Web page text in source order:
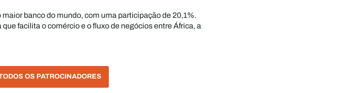
banco do mundo, com uma participação de 20,1%.
facilita o comércio e o fluxo de negócios entre África, a
OS PATROCINADORES